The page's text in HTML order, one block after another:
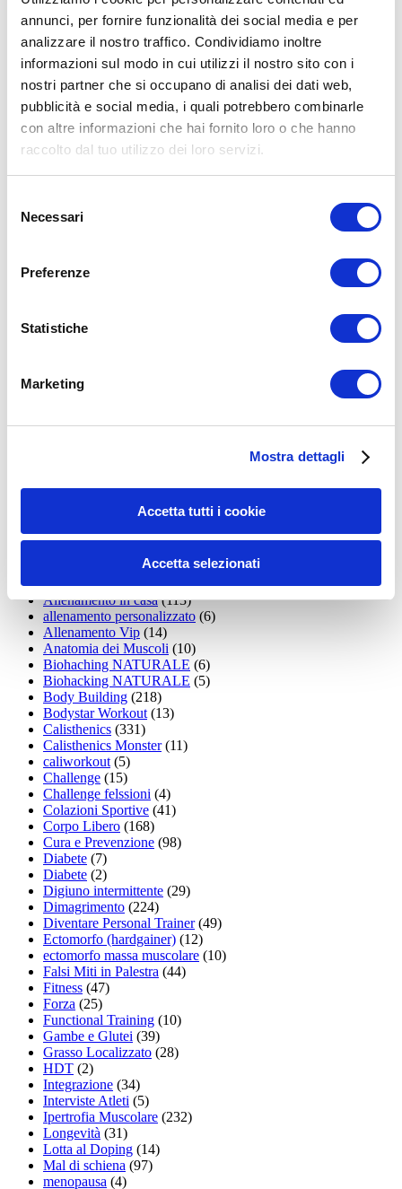
annunci, per fornire funzionalità dei social media e per
analizzare il nostro traffico. Condividiamo inoltre
informazioni sul modo in cui utilizzi il nostro sito con i
nostri partner che si occupano di analisi dei dati web,
pubblicità e social media, i quali potrebbero combinarle
con altre informazioni che hai fornito loro o che hanno
raccolto dal tuo utilizzo dei loro servizi.
delNecessari
Preferenze
Statistiche
Marketing
Mostra dettagli
Accetta tutti i cookie
Accetta selezionati
ALLENATI CON ME!
35workout
addominali scolpiti(39)
Allenamento(1.800)
Allenamento aerobico
(16)
Allenamento Braccia(9)
Allenamento con il TRX(36)
Allenamento funzionale(6)
Allenamento ibrido(9)
Allenamento in casa(113)
allenamento personalizzato (6)
Allenamento Vip (14)
Anatomia dei Muscoli (10)
Biohaching NATURALE (6)
Biohacking NATURALE (5)
Body Building (218)
Bodystar Workout(13)
Calisthenics (331)
Calisthenics Monster(11)
caliworkout(5)
Challenge (15)
Challenge felssioni (4)
Colazioni Sportive (41)
Corpo Libero (168)
Cura e Prevenzione (98)
Diabete (7)
Diabete (2)
Digiuno intermittente (29)
Dimagrimento (224)
Diventare Personal Trainer(49)
Ectomorfo (hardgainer) (12)
ectomorfo massa muscolare (10)
Falsi Miti in Palestra (44)
Fitness (47)
Forza (25)
Functional Training (10)
Gambe e Glutei (39)
Grasso Localizzato (28)
HDT (2)
Integrazione (34)
Interviste Atleti (5)
Ipertrofia Muscolare (232)
Longevità (31)
Lotta al Doping (14)
Mal di schiena (97)
menopausa (4)